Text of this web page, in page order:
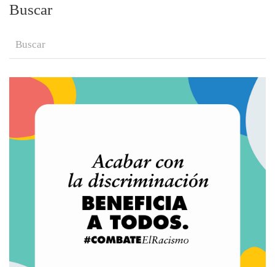
Buscar